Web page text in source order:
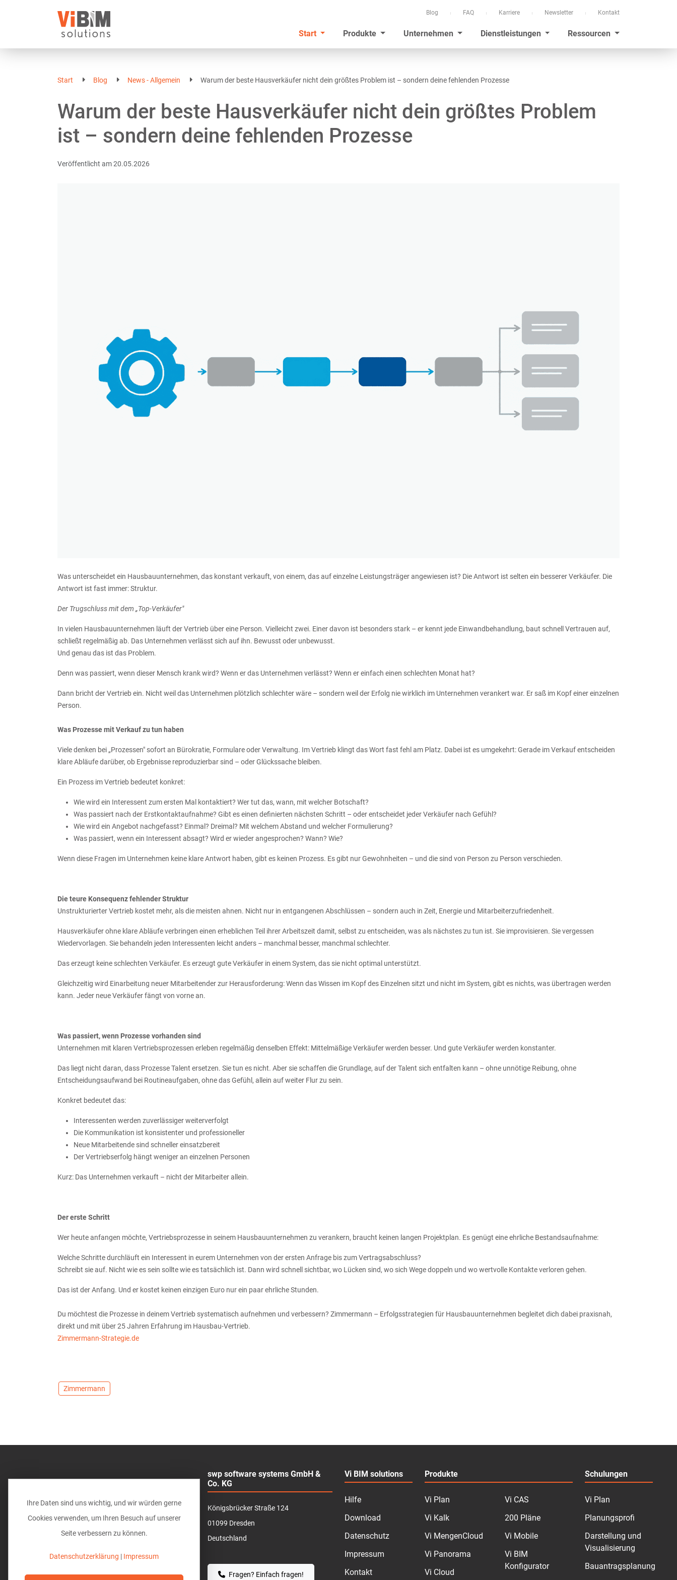
Blog FAQ Karriere Newsletter Kontakt
Start Produkte Unternehmen Dienstleistungen Ressourcen
Start Blog News - Allgemein Warum der beste Hausverkäufer nicht dein größtes Problem ist – sondern deine fehlenden Prozesse
Warum der beste Hausverkäufer nicht dein größtes Problem
ist – sondern deine fehlenden Prozesse
Veröffentlicht am20.05.2026
Was unterscheidet ein Hausbauunternehmen, das konstant verkauft, von einem, das auf einzelne Leistungsträger angewiesen ist? Die Antwort ist selten ein besserer Verkäufer. Die
Antwort ist fast immer: Struktur.
Der Trugschluss mit dem „Top-Verkäufer"
In vielen Hausbauunternehmen läuft der Vertrieb über eine Person. Vielleicht zwei. Einer davon ist besonders stark – er kennt jede Einwandbehandlung, baut schnell Vertrauen auf,
schließt regelmäßig ab. Das Unternehmen verlässt sich auf ihn. Bewusst oder unbewusst.
Und genau das ist das Problem.
Denn was passiert, wenn dieser Mensch krank wird? Wenn er das Unternehmen verlässt? Wenn er einfach einen schlechten Monat hat?
Dann bricht der Vertrieb ein. Nicht weil das Unternehmen plötzlich schlechter wäre – sondern weil der Erfolg nie wirklich im Unternehmen verankert war. Er saß im Kopf einer einzelnen
Person.
Was Prozesse mit Verkauf zu tun haben
Viele denken bei „Prozessen" sofort an Bürokratie, Formulare oder Verwaltung. Im Vertrieb klingt das Wort fast fehl am Platz. Dabei ist es umgekehrt: Gerade im Verkauf entscheiden
klare Abläufe darüber, ob Ergebnisse reproduzierbar sind – oder Glückssache bleiben.
Ein Prozess im Vertrieb bedeutet konkret:
Wie wird ein Interessent zum ersten Mal kontaktiert? Wer tut das, wann, mit welcher Botschaft?
Was passiert nach der Erstkontaktaufnahme? Gibt es einen definierten nächsten Schritt – oder entscheidet jeder Verkäufer nach Gefühl?
Wie wird ein Angebot nachgefasst? Einmal? Dreimal? Mit welchem Abstand und welcher Formulierung?
Was passiert, wenn ein Interessent absagt? Wird er wieder angesprochen? Wann? Wie?
Wenn diese Fragen im Unternehmen keine klare Antwort haben, gibt es keinen Prozess. Es gibt nur Gewohnheiten – und die sind von Person zu Person verschieden.
Die teure Konsequenz fehlender Struktur
Unstrukturierter Vertrieb kostet mehr, als die meisten ahnen. Nicht nur in entgangenen Abschlüssen – sondern auch in Zeit, Energie und Mitarbeiterzufriedenheit.
Hausverkäufer ohne klare Abläufe verbringen einen erheblichen Teil ihrer Arbeitszeit damit, selbst zu entscheiden, was als nächstes zu tun ist. Sie improvisieren. Sie vergessen
Wiedervorlagen. Sie behandeln jeden Interessenten leicht anders – manchmal besser, manchmal schlechter.
Das erzeugt keine schlechten Verkäufer. Es erzeugt gute Verkäufer in einem System, das sie nicht optimal unterstützt.
Gleichzeitig wird Einarbeitung neuer Mitarbeitender zur Herausforderung: Wenn das Wissen im Kopf des Einzelnen sitzt und nicht im System, gibt es nichts, was übertragen werden
kann. Jeder neue Verkäufer fängt von vorne an.
Was passiert, wenn Prozesse vorhanden sind
Unternehmen mit klaren Vertriebsprozessen erleben regelmäßig denselben Effekt: Mittelmäßige Verkäufer werden besser. Und gute Verkäufer werden konstanter.
Das liegt nicht daran, dass Prozesse Talent ersetzen. Sie tun es nicht. Aber sie schaffen die Grundlage, auf der Talent sich entfalten kann – ohne unnötige Reibung, ohne
Entscheidungsaufwand bei Routineaufgaben, ohne das Gefühl, allein auf weiter Flur zu sein.
Konkret bedeutet das:
Interessenten werden zuverlässiger weiterverfolgt
Die Kommunikation ist konsistenter und professioneller
Neue Mitarbeitende sind schneller einsatzbereit
Der Vertriebserfolg hängt weniger an einzelnen Personen
Kurz: Das Unternehmen verkauft – nicht der Mitarbeiter allein.
Der erste Schritt
Wer heute anfangen möchte, Vertriebsprozesse in seinem Hausbauunternehmen zu verankern, braucht keinen langen Projektplan. Es genügt eine ehrliche Bestandsaufnahme:
Welche Schritte durchläuft ein Interessent in eurem Unternehmen von der ersten Anfrage bis zum Vertragsabschluss?
Schreibt sie auf. Nicht wie es sein sollte wie es tatsächlich ist. Dann wird schnell sichtbar, wo Lücken sind, wo sich Wege doppeln und wo wertvolle Kontakte verloren gehen.
Das ist der Anfang. Und er kostet keinen einzigen Euro nur ein paar ehrliche Stunden.
Du möchtest die Prozesse in deinem Vertrieb systematisch aufnehmen und verbessern? Zimmermann – Erfolgsstrategien für Hausbauunternehmen begleitet dich dabei praxisnah,
direkt und mit über 25 Jahren Erfahrung im Hausbau-Vertrieb.
Zimmermann-Strategie.de
Zimmermann
swp software systems GmbH &
Co. KG
Königsbrücker Straße 124
01099 Dresden
Deutschland
Fragen? Einfach fragen!
Vi BIM solutions
Hilfe
Download
Datenschutz
Impressum
Kontakt
Produkte
Vi Plan
Vi Kalk
Vi MengenCloud
Vi Panorama
Vi Cloud
Vi CAS
200 Pläne
Vi Mobile
Vi BIM
Konfigurator
Schulungen
Vi Plan
Planungsprofi
Darstellung und
Visualisierung
Bauantragsplanung
Ihre Daten sind uns wichtig, und wir würden gerne
Cookies verwenden, um Ihren Besuch auf unserer
Seite verbessern zu können.
Datenschutzerklärung | Impressum